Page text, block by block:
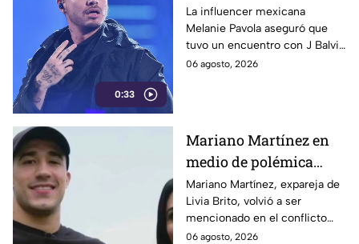
0:33
La influencer mexicana
Melanie Pavola aseguró que
tuvo un encuentro con J Balvin
cuando el cantante ya
06 agosto, 2026
Mariano Martínez en
medio de polémica
legal
Mariano Martínez, expareja de
Livia Brito, volvió a ser
mencionado en el conflicto
legal que la actriz mantiene
06 agosto, 2026